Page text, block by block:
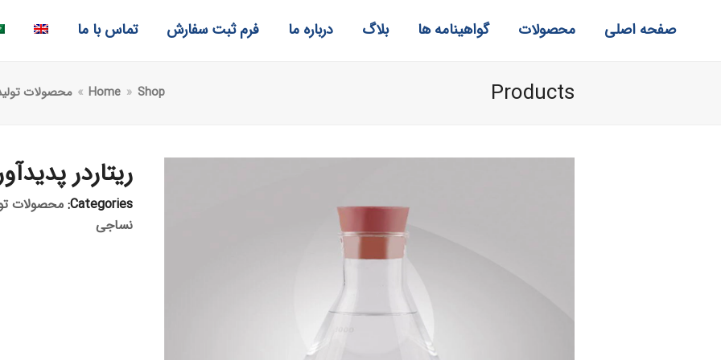
صفحه اصلی محصولات گواهینامه ها بلاگ درباره ما فرم ثبت سفارش تماس با ما
Products
Home » Shop
» محصولات
ریتاردر
Categories: محصولات
نساجی